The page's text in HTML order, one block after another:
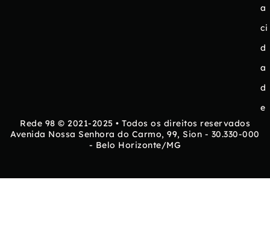
a
ci
d
a
d
e
Rede 98 © 2021-2025 • Todos os direitos reservados
Avenida Nossa Senhora do Carmo, 99, Sion - 30.330-000
- Belo Horizonte/MG